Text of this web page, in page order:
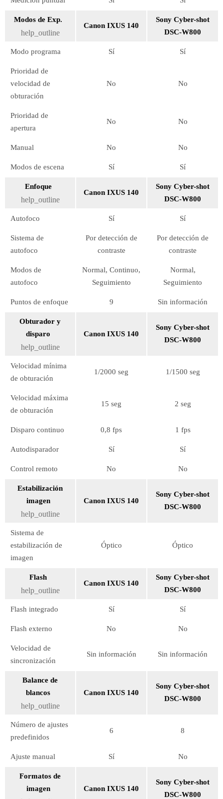
Modos de Exp.
help_outline
Canon IXUS 140
Sony Cyber-shot
DSC-W800
Modo programa Sí Sí
Prioridad de
velocidad de
obturación
No No
Prioridad de
apertura
No No
Manual No No
Modos de escena Sí Sí
Enfoque
help_outline
Canon IXUS 140
Sony Cyber-shot
DSC-W800
Autofoco Sí Sí
Sistema de
autofoco
Por detección de
contraste
Por detección de
contraste
Modos de
autofoco
Normal, Continuo,
Seguimiento
Normal,
Seguimiento
Puntos de enfoque 9 Sin información
Obturador y
disparo
help_outline
Canon IXUS 140
Sony Cyber-shot
DSC-W800
Velocidad mínima
de obturación
1/2000 seg 1/1500 seg
Velocidad máxima
de obturación
15 seg 2 seg
Disparo continuo 0,8 fps 1 fps
Autodisparador Sí Sí
Control remoto No No
Estabilización
imagen
help_outline
Canon IXUS 140
Sony Cyber-shot
DSC-W800
Sistema de
estabilización de
imagen
Óptico Óptico
Flash
help_outline
Canon IXUS 140
Sony Cyber-shot
DSC-W800
Flash integrado Sí Sí
Flash externo No No
Velocidad de
sincronización
Sin información Sin información
Balance de
blancos
help_outline
Canon IXUS 140
Sony Cyber-shot
DSC-W800
Número de ajustes
predefinidos
6 8
Ajuste manual Sí No
Formatos de
imagen
Canon IXUS 140
Sony Cyber-shot
DSC-W800